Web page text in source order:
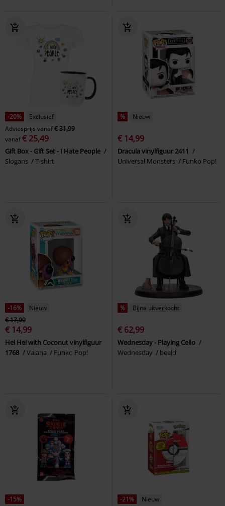
-20%
Exclusief
Adviesprijs vanaf€ 31,99
vanaf€ 25,49
Gift Box - Gift Set - I Hate People
Slogans
T-shirt
% Nieuw
€ 14,99
Dracula vinylfiguur 2411
Universal Monsters
Funko Pop!
-16%
Nieuw
€ 17,99
€ 14,99
Hei Hei with Coconut vinylfiguur
1768
Vaiana Funko Pop!
% Bijna uitverkocht
€ 62,99
Wednesday - Playing Cello
Wednesday
beeld
-15%
-21%
Nieuw